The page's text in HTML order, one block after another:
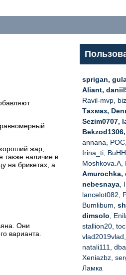
жар,
также наличие в
на брикетах, а
Они
варианта.
sprigan,
Aliant,
Ravil-mvp,
Тахмаз,
Sezim0707,
annana,
Irina_ti,
Moshkova.A,
Amurochka,
nebesnaya
lancelot082,
Bumlibum,
dimsolo ,
stallion20,
vlad2019vlad,
natali111,
Xeniazbz,
Ламка